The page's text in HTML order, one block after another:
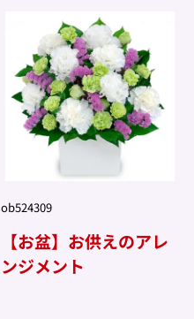
ob524309
【お盆】お供えのアレ
ンジメント